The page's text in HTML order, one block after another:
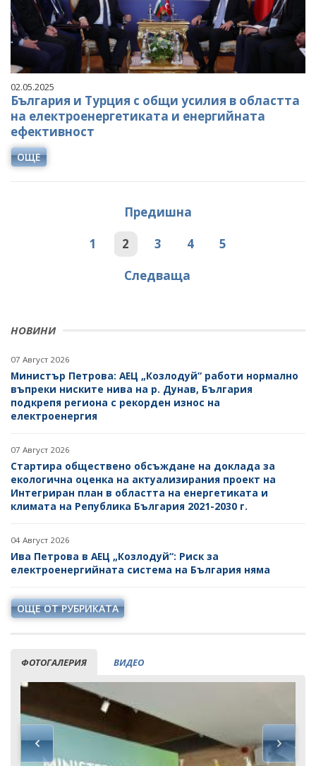
НОВИНИ
07 Август 2026
Министър Петрова: АЕЦ „Козлодуй“ работи нормално
въпреки ниските нива на р. Дунав, България
подкрепя региона с рекорден износ на
електроенергия
07 Август 2026
Стартира обществено обсъждане на доклада за
екологична оценка на актуализирания проект на
Интегриран план в областта на енергетиката и
климата на Република България 2021-2030 г.
04 Август 2026
Ива Петрова в АЕЦ „Козлодуй“: Риск за
електроенергийната система на България няма
ОЩЕ ОТ РУБРИКАТА
ФОТОГАЛЕРИЯ ВИДЕО
02.05.2025
България и Турция с общи усилия в областта
на електроенергетиката и енергийната
ефективност
ОЩЕ
Предишна
1
2 3 4
5
Следваща